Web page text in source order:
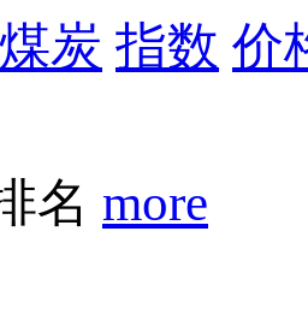
煤炭 指数 价
名 more